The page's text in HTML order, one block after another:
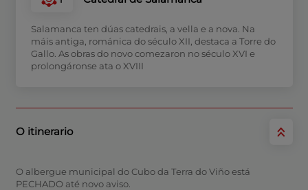
Salamanca ten dúas catedrais, a vella e a nova. Na
máis antiga, románica do século XII, destaca a Torre do
Gallo. As obras do novo comezaron no século XVI e
prolongáronse ata o XVIII
O itinerario
O albergue municipal do Cubo da Terra do Viño está
PECHADO até novo aviso.